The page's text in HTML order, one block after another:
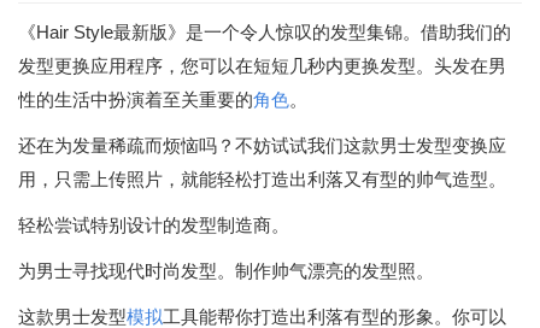
《Hair Style最新版》是一个令人惊叹的发型集锦。借助我们的
发型更换应用程序，您可以在短短几秒内更换发型。头发在男
性的生活中扮演着至关重要的角色。
还在为发量稀疏而烦恼吗？不妨试试我们这款男士发型变换应
用，只需上传照片，就能轻松打造出利落又有型的帅气造型。
轻松尝试特别设计的发型制造商。
为男士寻找现代时尚发型。制作帅气漂亮的发型照。
这款男士发型模拟工具能帮你打造出利落有型的形象。你可以